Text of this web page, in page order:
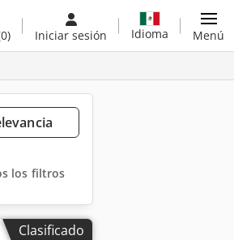
Iniciar sesión Idioma Menú
los filtros
Clasificado